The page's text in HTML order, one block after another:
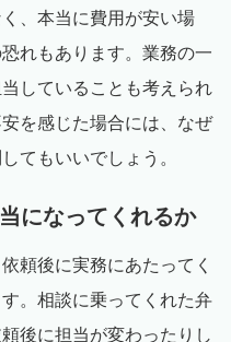
、本当に費用が安い場
れもあります。業務の一
していることも考えられ
を感じた場合には、なぜ
てもいいでしょう。
になってくれるか
頼後に実務にあたってく
。相談に乗ってくれた弁
後に担当が変わったりし